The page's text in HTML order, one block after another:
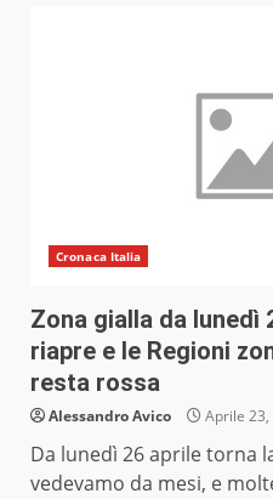
Cronaca Italia
Zona gialla da lunedì
riapre e le Regioni
resta rossa
Alessandro Avico Aprile 23,
Da lunedì 26 aprile torna
vedevamo da mesi, e